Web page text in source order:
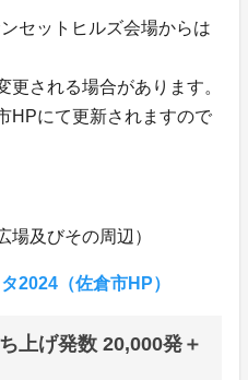
セットヒルズ会場からは
される場合があります。
HPにて更新されますので
場及びその周辺）
2024（佐倉市HP）
上げ発数 20,000発＋